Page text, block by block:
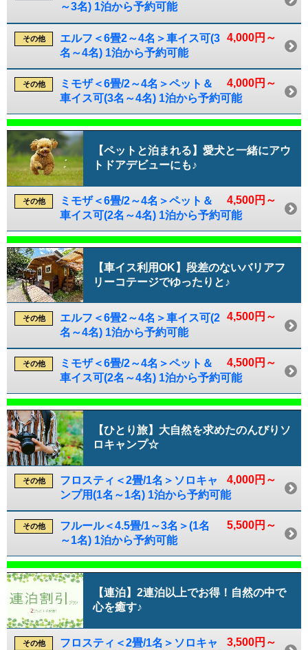
～3名) 1泊から予約可能
4,000円～
その他
エルフ＜6畳2～4名＞車イス可(3
名～4名) 1泊から予約可能
4,000円～
その他
ミモザ＜6畳/2～4名＞ペット＆
車イス可(3名～4名) 1泊から予約可能
【ペットと泊まれる】愛犬と一緒にアウ
トドアデビューにも♪
4,500円～
その他
ミモザ＜6畳/2～4名＞ペット＆
車イス可(2名～4名) 1泊から予約可能
【車イス利用OK】段差のないバリアフ
リーコテージでゆったりと♪
4,500円～
その他
エルフ＜6畳2～4名＞車イス可(2
名～4名) 1泊から予約可能
4,500円～
その他
ミモザ＜6畳/2～4名＞ペット＆
車イス可(2名～4名) 1泊から予約可能
【ひとり旅】大自然を求めたのんびりソ
ロキャンプ☆
4,000円～
その他
フロスティ＜2畳/1名＞ソロキャ
ンプ用(1名～1名) 1泊から予約可能
5,500円～
その他
フルール＜4.5畳/1～3名＞(1名
～1名) 1泊から予約可能
【連泊】2連泊以上でお得！自然の中で
心を癒す♪
3,500円～
その他
フロスティ＜2畳/1名＞ソロキャ